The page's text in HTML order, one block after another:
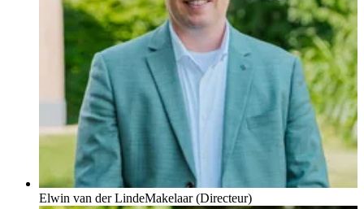
Wij bekijken de bestemming. Is het Wonen of nog Agrarisch.
Kunt u er dan wel wonen? En wat als u er met meerder
mensen zou willen wonen?
Kan een woonboerderij door meerdere gezinnen worden
bewoont?
Kun je een boerderij zomaar splitsen en er twee van maken?
Naast een uitgebreid onderzoek bekijken en beoordelen we de
woning of woonboerderij.
Daarnaast doen wij voor u de onderhandeling. U wilt toch de
beste prijs tegen de beste voorwaarden?
Zijn we eruit. Dan verzorgen wij de koopovereenkomst. Zo
weet u zeker dat de verkoper geen gekke artikelen opneemt.
Enfin, we letten overal op wat voor de waarde en voor u van belang
Elwin van der LindeMakelaar (Directeur)